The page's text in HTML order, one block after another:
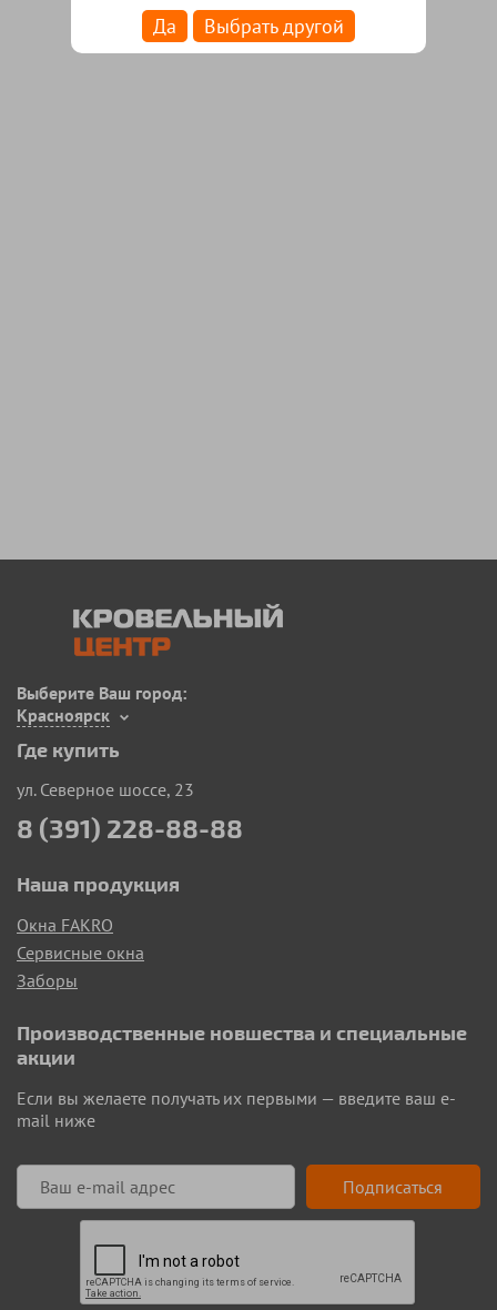
Да
Выбрать другой
Выберите Ваш город:
Красноярск
Где купить
ул. Северное шоссе, 23
8 (391) 228-88-88
Наша продукция
Окна FAKRO
Сервисные окна
Заборы
Производственные новшества и специальные
акции
Если вы желаете получать их первыми — введите ваш e-
mail ниже
Подписаться